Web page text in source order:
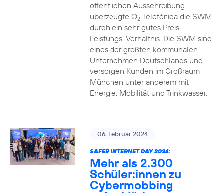
öffentlichen Ausschreibung
überzeugte O2Telefónica die SWM
durch ein sehr gutes Preis-
Leistungs-Verhältnis. Die SWM sind
eines der größten kommunalen
Unternehmen Deutschlands und
versorgen Kunden im Großraum
München unter anderem mit
Energie, Mobilität und Trinkwasser.
06. Februar 2024
SAFER INTERNET DAY 2024:
Mehr als 2.300
Schüler:innen zu
Cybermobbing